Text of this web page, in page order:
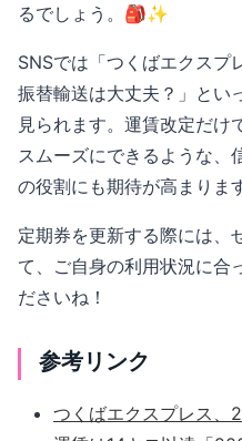
るでしょう。🎒✨
SNSでは「つくばエクスプ
振替輸送は大丈夫？」とい
見られます。運賃改定だけ
スムーズにできるような、
の役割にも期待が高まりま
定期券を更新する際には、
て、ご自身の利用状況に合
ださいね！
参考リンク
つくばエクスプレス、